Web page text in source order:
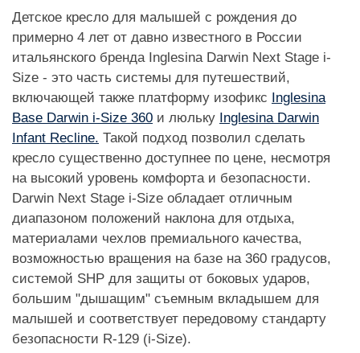
Детское кресло для малышей с рождения до
примерно 4 лет от давно известного в России
итальянского бренда Inglesina Darwin Next Stage i-
Size - это часть системы для путешествий,
включающей также платформу изофикс
Inglesina
Base Darwin i-Size 360 и люльку Inglesina Darwin
Infant Recline. Такой подход позволил сделать
кресло существенно доступнее по цене, несмотря
на высокий уровень комфорта и безопасности.
Darwin Next Stage i-Size обладает отличным
диапазоном положений наклона для отдыха,
материалами чехлов премиального качества,
возможностью вращения на базе на 360 градусов,
системой SHP для защиты от боковых ударов,
большим "дышащим" съемным вкладышем для
малышей и соответствует передовому стандарту
безопасности R-129 (i-Size).